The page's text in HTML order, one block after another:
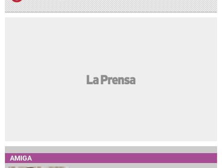
AMIGA